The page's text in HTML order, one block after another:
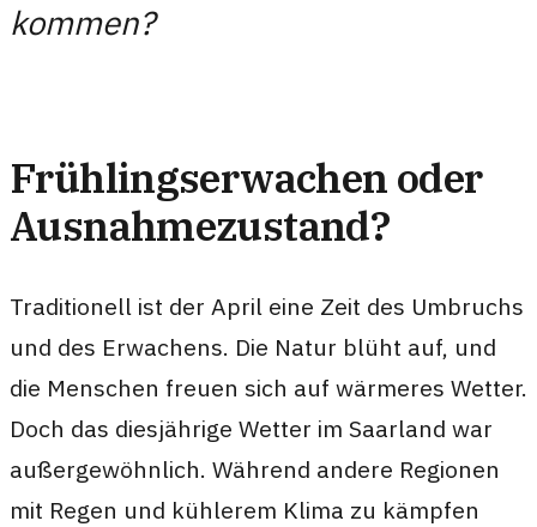
kommen?
Frühlingserwachen oder
Ausnahmezustand?
Traditionell ist der April eine Zeit des Umbruchs
und des Erwachens. Die Natur blüht auf, und
die Menschen freuen sich auf wärmeres Wetter.
Doch das diesjährige Wetter im Saarland war
außergewöhnlich. Während andere Regionen
mit Regen und kühlerem Klima zu kämpfen